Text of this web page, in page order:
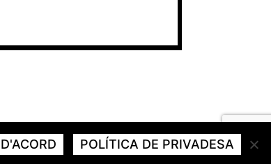
D'ACORD POLÍTICA DE PRIVADESA